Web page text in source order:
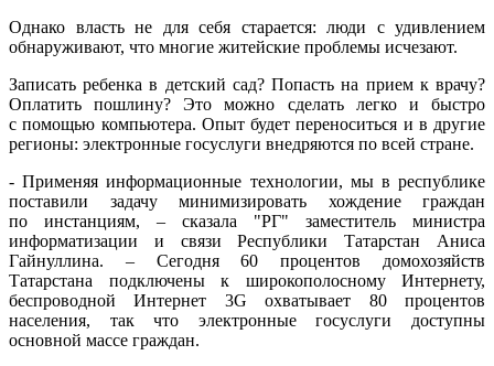
Однако власть не для себя старается: люди с удивлением
обнаруживают, что многие житейские проблемы исчезают.
Записать ребенка в детский сад? Попасть на прием к врачу?
Оплатить пошлину? Это можно сделать легко и быстро
с помощью компьютера. Опыт будет переноситься и в другие
регионы: электронные госуслуги внедряются по всей стране.
- Применяя информационные технологии, мы в республике
поставили задачу минимизировать хождение граждан
по инстанциям, – сказала "РГ" заместитель министра
информатизации и связи Республики Татарстан Аниса
Гайнуллина. – Сегодня 60 процентов домохозяйств
Татарстана подключены к широкополосному Интернету,
беспроводной Интернет 3G охватывает 80 процентов
населения, так что электронные госуслуги доступны
основной массе граждан.